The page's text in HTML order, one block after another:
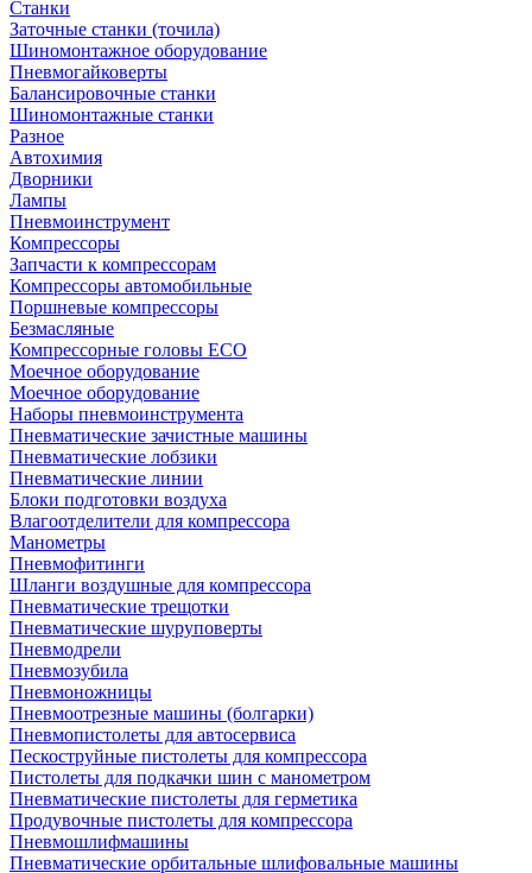
Станки
Заточные станки (точила)
Шиномонтажное оборудование
Пневмогайковерты
Балансировочные станки
Шиномонтажные станки
Разное
Автохимия
Дворники
Лампы
Пневмоинструмент
Компрессоры
Запчасти к компрессорам
Компрессоры автомобильные
Поршневые компрессоры
Безмасляные
Компрессорные головы ECO
Моечное оборудование
Моечное оборудование
Наборы пневмоинструмента
Пневматические зачистные машины
Пневматические лобзики
Пневматические линии
Блоки подготовки воздуха
Влагоотделители для компрессора
Манометры
Пневмофитинги
Шланги воздушные для компрессора
Пневматические трещотки
Пневматические шуруповерты
Пневмодрели
Пневмозубила
Пневмоножницы
Пневмоотрезные машины (болгарки)
Пневмопистолеты для автосервиса
Пескоструйные пистолеты для компрессора
Пистолеты для подкачки шин с манометром
Пневматические пистолеты для герметика
Продувочные пистолеты для компрессора
Пневмошлифмашины
Пневматические орбитальные шлифовальные машины